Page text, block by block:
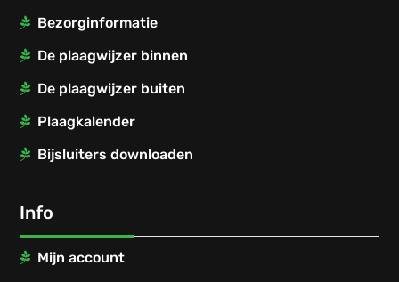
Bezorginformatie
De plaagwijzer binnen
De plaagwijzer buiten
Plaagkalender
Bijsluiters downloaden
Info
Mijn account